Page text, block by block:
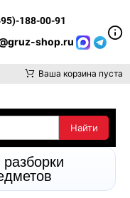
188-00-91
shop.ru
Ваша корзина пуста